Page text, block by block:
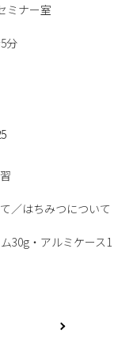
ミナー室
分
／はちみつについて
30g・アルミケース1